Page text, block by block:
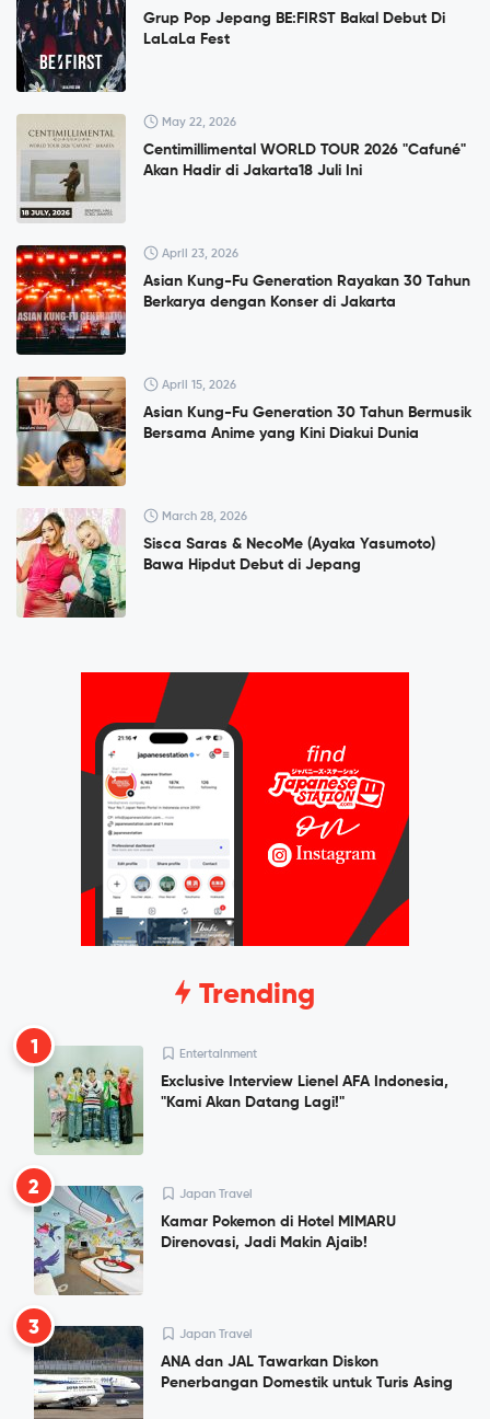
Grup Pop Jepang BE:FIRST Bakal Debut Di
LaLaLa Fest
May 22, 2026
Centimillimental WORLD TOUR 2026 "Cafuné"
Akan Hadir di Jakarta18 Juli Ini
April 23, 2026
Asian Kung-Fu Generation Rayakan 30 Tahun
Berkarya dengan Konser di Jakarta
April 15, 2026
Asian Kung-Fu Generation 30 Tahun Bermusik
Bersama Anime yang Kini Diakui Dunia
March 28, 2026
Sisca Saras & NecoMe (Ayaka Yasumoto)
Bawa Hipdut Debut di Jepang
Trending
1 Entertainment
Exclusive Interview Lienel AFA Indonesia,
"Kami Akan Datang Lagi!"
2 Japan Travel
Kamar Pokemon di Hotel MIMARU
Direnovasi, Jadi Makin Ajaib!
3 Japan Travel
ANA dan JAL Tawarkan Diskon
Penerbangan Domestik untuk Turis Asing